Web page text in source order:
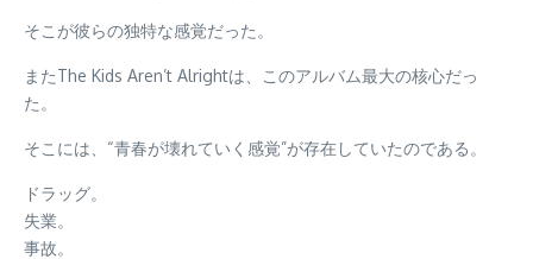
そこが彼らの独特な感覚だった。
またThe Kids Aren’t Alrightは、このアルバム最大の核心だっ
た。
そこには、“青春が壊れていく感覚”が存在していたのである。
ドラッグ。
失業。
事故。